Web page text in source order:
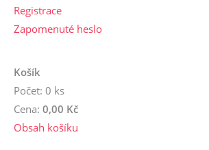
Registrace
Zapomenuté heslo
Košík
Počet: 0 ks
Cena: 0,00 Kč
Obsah košíku